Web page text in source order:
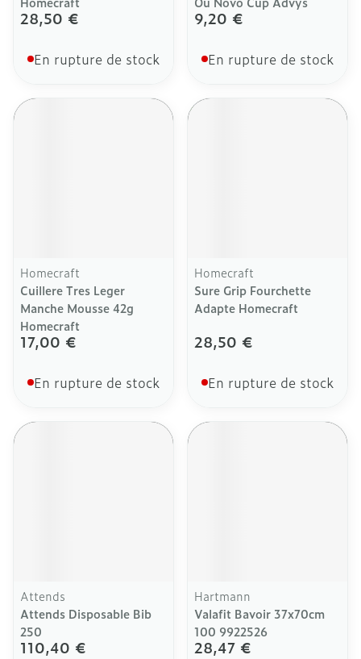
28,50 €
En rupture de stock
9,20 €
En rupture de stock
Homecraft
Cuillere Tres Leger
Manche Mousse 42g
Homecraft
17,00 €
En rupture de stock
Homecraft
Sure Grip Fourchette
Adapte Homecraft
28,50 €
En rupture de stock
Attends
Attends Disposable Bib
250
110,40 €
Hartmann
Valafit Bavoir 37x70cm
100 9922526
28,47 €